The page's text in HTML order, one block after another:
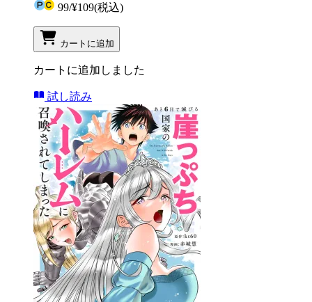
99/¥109(税込)
カートに追加
カートに追加しました
試し読み